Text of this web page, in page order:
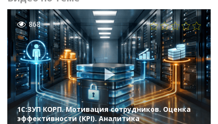
868
1С:ЗУП КОРП. Мотивация сотрудников. Оценка
эффективности (KPI). Аналитика